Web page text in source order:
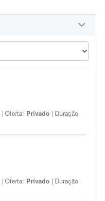
| Oferta: Privado | Duração
| Oferta: Privado | Duração